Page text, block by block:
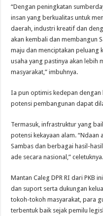
“Dengan peningkatan
insan yang berkualitas untuk
daerah, industri kreatif dan
akan kembali dan membangun
maju dan menciptakan peluang
usaha yang pastinya akan lebih
masyarakat,” imbuhnya.
Ia pun optimis kedepan
potensi pembangunan dapat
Termasuk, infrastruktur yang
potensi kekayaan alam. “Ndaan
Sambas dan berbagai hasil-
ade secara nasional,” celetuknya.
Mantan Caleg DPR RI dari PKB
dan suport serta dukungan
tokoh-tokoh masyarakat, para
terbentuk baik sejak pemilu